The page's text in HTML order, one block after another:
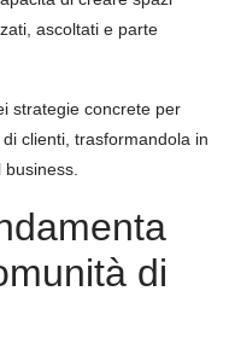
ascoltati e parte
strategie concrete per
clienti, trasformandola in
di